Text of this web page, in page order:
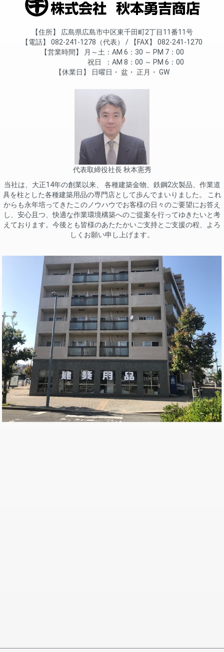
住所
広島県広島市中区東千田町2丁目11番11号
電話
082-241-1278（代表） FAX
082-241-1270
営業時間
月～土
AM 6：30 ～ PM 7：00
祝日
AM 8：00 ～ PM 6：00
休業日
日曜日 盆 正月 GW
代表取締役社長 秋本憲秀
当社は、大正14年の創業以来、 各種建築金物、鉄鋼2次製品、作業道
具を柱とした各種建築用品の専門店として歩んでまいりました。 これ
からも永年培ってきたこのノウハウでお客様の日々のご要望にお答え
し、安心且つ、快適な作業環境構築へのご提案を行ってゆきたいと考
えております。今後とも皆様のあたたかいご支持とご支援の程、よろ
しくお願い申し上げます。